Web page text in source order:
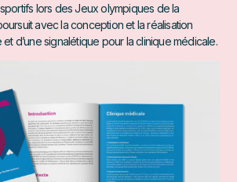
lors des Jeux olympiques de la
avec la conception et la réalisation
et d’une signalétique pour la clinique médicale.